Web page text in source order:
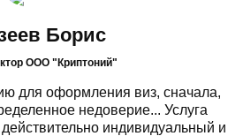
Борис
ООО "Криптоний"
для оформления виз, сначала,
недоверие... Услуга
индивидуальный и